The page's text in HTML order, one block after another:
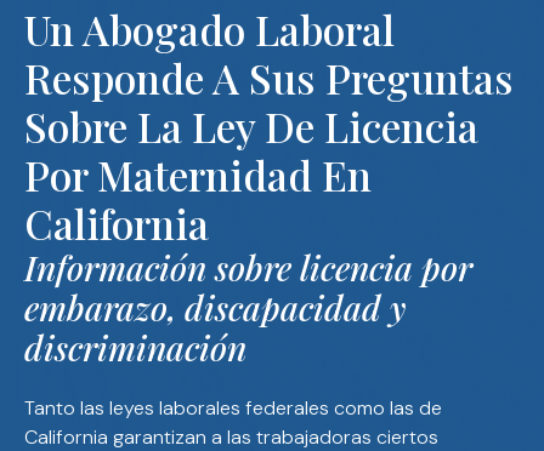
Un Abogado Laboral
Responde A Sus Preguntas
Sobre La Ley De Licencia
Por Maternidad En
California
Información sobre licencia por
embarazo, discapacidad y
discriminación
Tanto las leyes laborales federales como las de
California garantizan a las trabajadoras ciertos